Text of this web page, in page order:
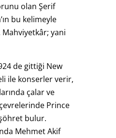
olan Şerif
bu kelimeyle
Mahviyetkâr; yani
de gittiği New
ile konserler verir,
çalar ve
Prince
bulur.
Mehmet Akif